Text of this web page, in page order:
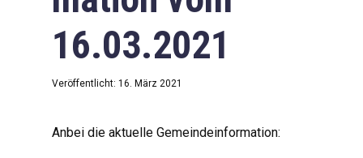
Bildung
Vereine
16.03.2021
Veröffentlicht: 16. März 2021
Anbei die aktuelle Gemeindeinformation: